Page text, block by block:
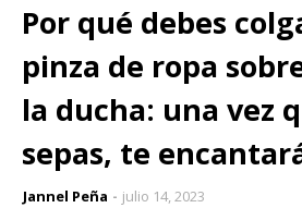
Por qué debes
pinza de ropa
la ducha: una vez
sepas, te
Jannel Peña julio 14, 2023